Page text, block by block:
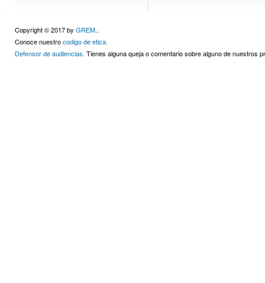
Copyright © 2017 by GREM..
Conoce nuestrocodigo de etica.
Defensor de audiencias. Tienes alguna queja o comentario sobre alguno de nuestros